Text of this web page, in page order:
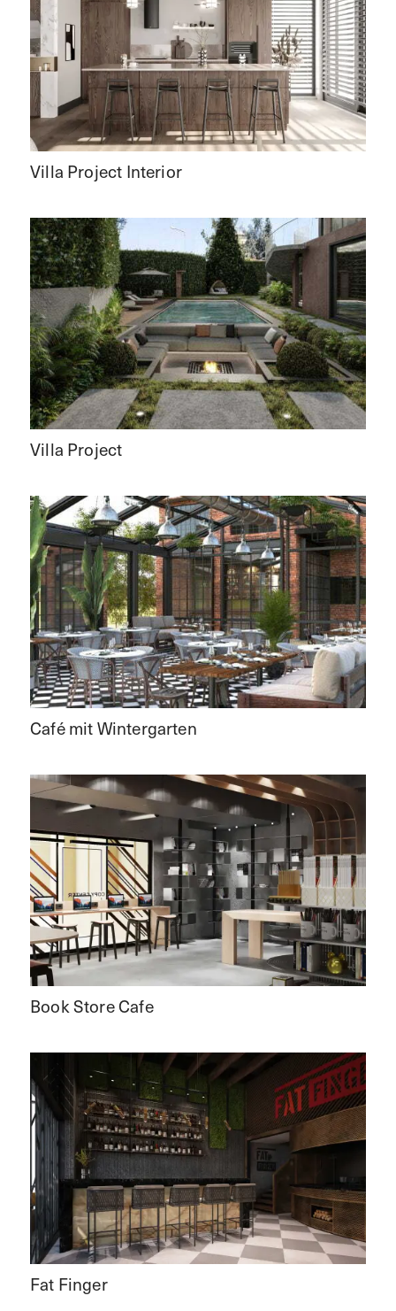
Villa Project Interior
Villa Project
Café mit Wintergarten
Book Store Cafe
Fat Finger